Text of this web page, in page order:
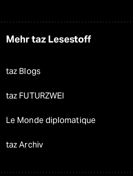
Mehr taz Lesestoff
taz Blogs
taz FUTURZWEI
Le Monde diplomatique
taz Archiv